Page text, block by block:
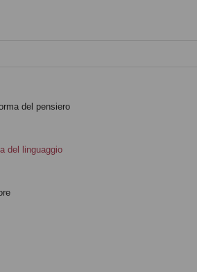
del pensiero
del linguaggio